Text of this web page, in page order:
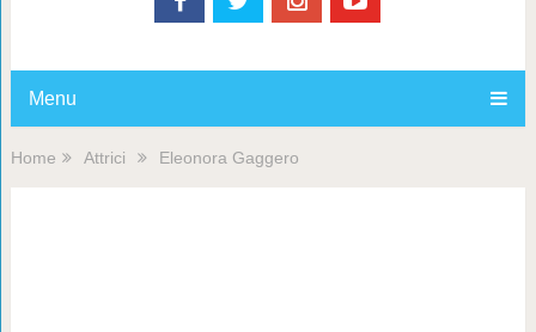
Menu
Home Attrici Eleonora Gaggero